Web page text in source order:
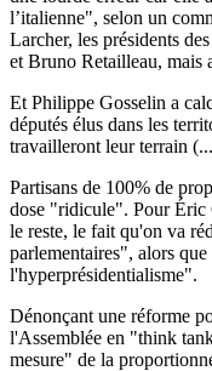
l’italienne", selon un
Larcher, les présidents
et Bruno Retailleau, mais
Et Philippe Gosselin a
députés élus dans les
travailleront leur terrain
Partisans de 100% de
dose "ridicule". Pour Éric
le reste, le fait qu'on va
parlementaires", alors
l'hyperprésidentialisme".
Dénonçant une réforme
l'Assemblée en "think
mesure" de la